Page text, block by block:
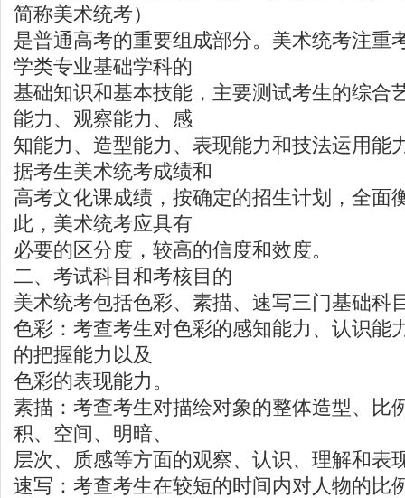
简称美术统考）
是普通高考的重要组成部分。美术统考注重
学类专业基础学科的
基础知识和基本技能，主要测试考生的综合
能力、观察能力、感
知能力、造型能力、表现能力和技法运用能
据考生美术统考成绩和
高考文化课成绩，按确定的招生计划，全面
此，美术统考应具有
必要的区分度，较高的信度和效度。
二、考试科目和考核目的
美术统考包括色彩、素描、速写三门基础科
色彩：考查考生对色彩的感知能力、认识能
的把握能力以及
色彩的表现能力。
素描：考查考生对描绘对象的整体造型、比
积、空间、明暗、
层次、质感等方面的观察、认识、理解和表
速写：考查考生在较短的时间内对人物的比